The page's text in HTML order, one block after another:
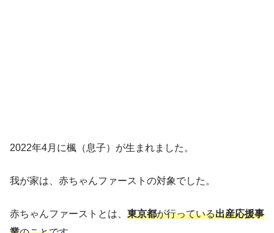
2022年4月に楓（息子）が生まれました。
我が家は、赤ちゃんファーストの対象でした。
赤ちゃんファーストとは、 東京都が行っている出産応援事